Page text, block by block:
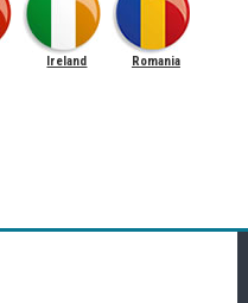
Ireland Romania